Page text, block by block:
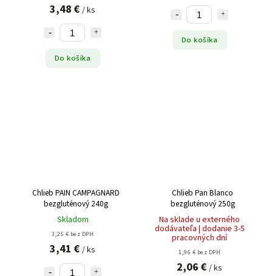
3,48 € / ks
Do košíka
Do košíka
Chlieb PAIN CAMPAGNARD
bezgluténový 240g
Skladom
3,25 € bez DPH
3,41 € / ks
Chlieb Pan Blanco
bezgluténový 250g
Na sklade u externého
dodávateľa | dodanie 3-5
pracovných dní
1,96 € bez DPH
2,06 € / ks